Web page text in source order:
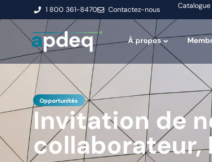
1 800 361-8470 Contactez-nous
À propos
Opportunités
Invitation de
collaborateur,